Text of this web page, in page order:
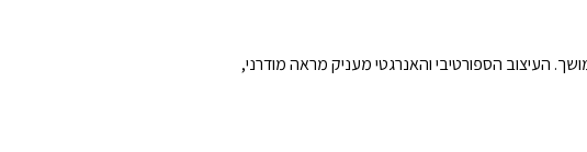
העיצוב הספורטיבי והאנרגטי מעניק מראה מודרני,